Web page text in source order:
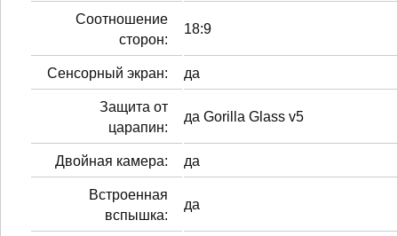
Соотношение
сторон:
18:9
Сенсорный экран: да
Защита от
царапин:
да Gorilla Glass v5
Двойная камера: да
Встроенная
вспышка:
да